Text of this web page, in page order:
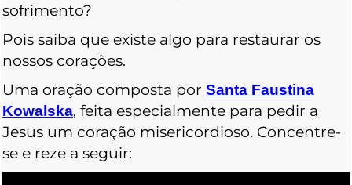
sofrimento?
Pois saiba que existe algo para restaurar os
nossos corações.
Uma oração composta por Santa Faustina
Kowalska, feita especialmente para pedir a
Jesus um coração misericordioso. Concentre-
se e reze a seguir: